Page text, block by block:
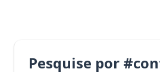
Pesquise por